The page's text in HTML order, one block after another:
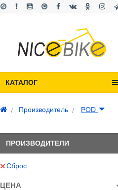
КАТАЛОГ
Производитель POD
ПРОИЗВОДИТЕЛИ
Сброс
ЦЕНА